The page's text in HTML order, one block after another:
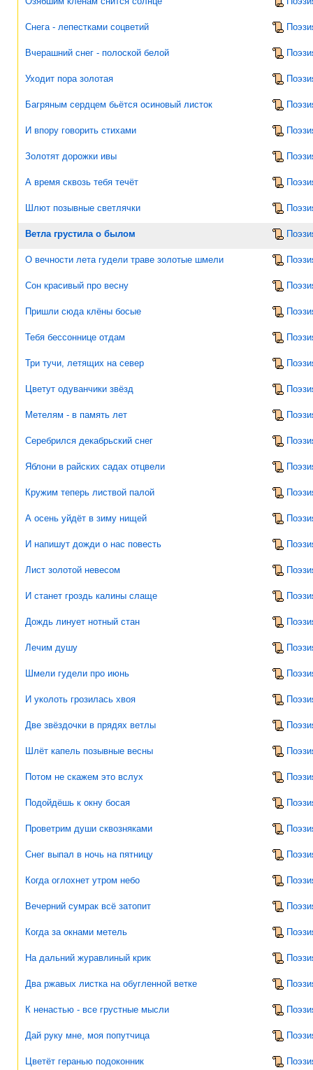
Снега - лепестками соцветий
Вчерашний снег - полоской белой
Уходит пора золотая
Багряным сердцем бьётся осиновый листок
И впору говорить стихами
Золотят дорожки ивы
А время сквозь тебя течёт
Шлют позывные светлячки
Ветла грустила о былом
О вечности лета гудели траве золотые шмели
Сон красивый про весну
Пришли сюда клёны босые
Тебя бессоннице отдам
Три тучи, летящих на север
Цветут одуванчики звёзд
Метелям - в память лет
Серебрился декабрьский снег
Яблони в райских садах отцвели
Кружим теперь листвой палой
А осень уйдёт в зиму нищей
И напишут дожди о нас повесть
Лист золотой невесом
И станет гроздь калины слаще
Дождь линует нотный стан
Лечим душу
Шмели гудели про июнь
И уколоть грозилась хвоя
Две звёздочки в прядях ветлы
Шлёт капель позывные весны
Потом не скажем это вслух
Подойдёшь к окну босая
Проветрим души сквозняками
Снег выпал в ночь на пятницу
Когда оглохнет утром небо
Вечерний сумрак всё затопит
Когда за окнами метель
На дальний журавлиный крик
Два ржавых листка на обугленной ветке
К ненастью - все грустные мысли
Дай руку мне, моя попутчица
Цветёт геранью подоконник